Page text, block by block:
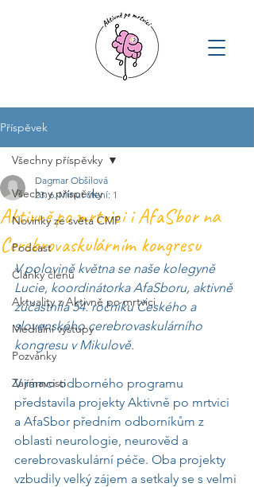
Příspěvek
Všechny příspěvky
Novinky ze světa CMP
Podcast
Články členů
Aktuality z Aktivně po mrtvici
Mediální výstupy
Pozvánky
Zajímavosti
Všechny příspěvky
Aktivně po mrtvici i AfaSbor na
Cerebrovaskulárním kongresu
Dagmar Obšilová
23. 6. Minut čtení: 1
V polovině května se naše kolegyně
Lucie, koordinátorka AfaSboru, aktivně
zúčastnila 54. ročníku Českého a
slovenského cerebrovaskulárního
kongresu v Mikulově.
V rámci odborného programu
představila projekty Aktivně po mrtvici
a AfaSbor předním odborníkům z
oblasti neurologie, neurověd a
cerebrovaskulární péče. Oba projekty
vzbudily velký zájem a setkaly se s velmi